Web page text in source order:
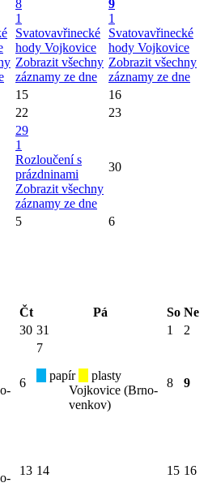
8
1
Svatovavřinecké
hody Vojkovice
Zobrazit všechny
záznamy ze dne
9
1
Svatovavřinecké
hody Vojkovice
Zobrazit všechny
záznamy ze dne
15
16
22 23
29
1
Rozloučení s
prázdninami
Zobrazit všechny
záznamy ze dne
30
5 6
Čt Pá So Ne
30 31 1 2
6
7
papír
plasty
Vojkovice (Brno-
venkov)
8 9
13 14 15 16